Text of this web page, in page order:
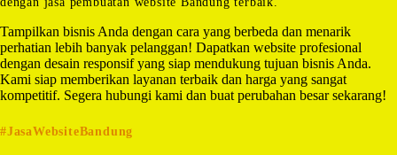
Tampilkan bisnis Anda dengan cara yang berbeda dan menarik
perhatian lebih banyak pelanggan! Dapatkan website profesional
dengan desain responsif yang siap mendukung tujuan bisnis Anda.
Kami siap memberikan layanan terbaik dan harga yang sangat
kompetitif. Segera hubungi kami dan buat perubahan besar sekarang!
#JasaWebsiteBandung